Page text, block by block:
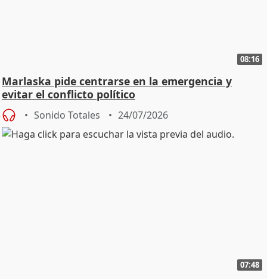
08:16
Marlaska pide centrarse en la emergencia y
evitar el conflicto político
Sonido Totales 24/07/2026
07:48